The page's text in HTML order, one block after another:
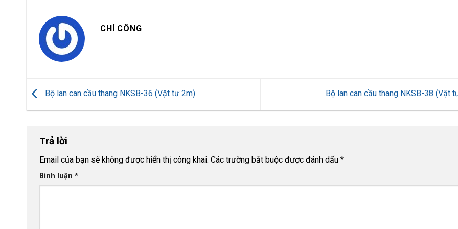
CHÍ CÔNG
Bộ lan can cầu thang NKSB-36 (Vật tư 2m) Bộ lan can cầu thang NKSB-38 (Vật
Trả lời
Email của bạn sẽ không được hiển thị công khai. Các trường bắt buộc được đánh dấu *
Bình luận *